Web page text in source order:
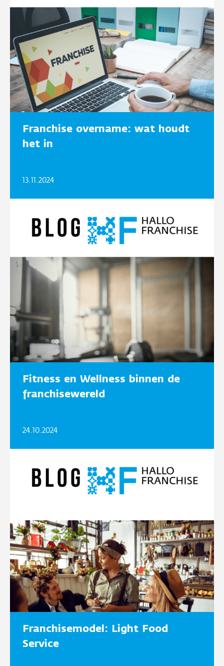
Franchise overname: wat houdt
het in
13.11.2024
Fitness en Wellness binnen de
franchisewereld
24.10.2024
Franchisemodel: Light Food
Service